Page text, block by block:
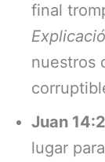
final
nuestros
Juan
lugar